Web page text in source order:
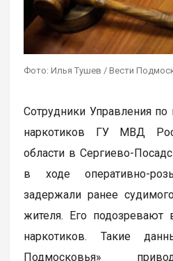
Фото: Илья Тушев / Вести
Сотрудники Управления
наркотиков ГУ МВД
области в Сергиево-
в ходе оперативно-
задержали ранее
жителя. Его подозревают
наркотиков. Такие
Подмосковья»